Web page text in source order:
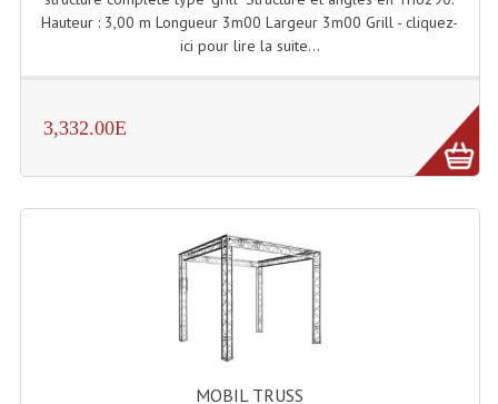
Lecteurs Double Cd Mixage Intégrée
Enregistreur Numérique
Platines Dvd Pour Dj
Platines Cassettes
Hauteur : 3,00 m Longueur 3m00 Largeur 3m00 Grill - cliquez-
ici pour lire la suite...
3,332.00E
MOBIL TRUSS